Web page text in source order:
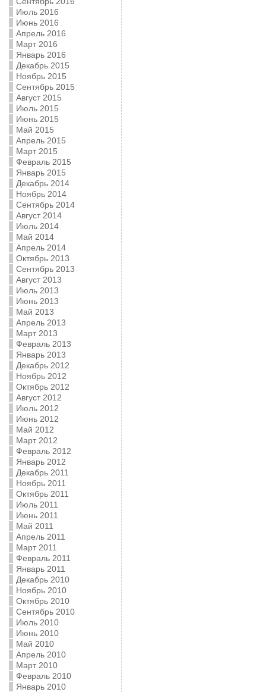
Июль 2016
Июнь 2016
Апрель 2016
Март 2016
Январь 2016
Декабрь 2015
Ноябрь 2015
Сентябрь 2015
Август 2015
Июль 2015
Июнь 2015
Май 2015
Апрель 2015
Март 2015
Февраль 2015
Январь 2015
Декабрь 2014
Ноябрь 2014
Сентябрь 2014
Август 2014
Июль 2014
Май 2014
Апрель 2014
Октябрь 2013
Сентябрь 2013
Август 2013
Июль 2013
Июнь 2013
Май 2013
Апрель 2013
Март 2013
Февраль 2013
Январь 2013
Декабрь 2012
Ноябрь 2012
Октябрь 2012
Август 2012
Июль 2012
Июнь 2012
Май 2012
Март 2012
Февраль 2012
Январь 2012
Декабрь 2011
Ноябрь 2011
Октябрь 2011
Июль 2011
Июнь 2011
Май 2011
Апрель 2011
Март 2011
Февраль 2011
Январь 2011
Декабрь 2010
Ноябрь 2010
Октябрь 2010
Сентябрь 2010
Июль 2010
Июнь 2010
Май 2010
Апрель 2010
Март 2010
Февраль 2010
Январь 2010